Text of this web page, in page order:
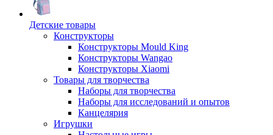
Детские товары
Конструкторы
Конструкторы Mould King
Конструкторы Wangao
Конструкторы Xiaomi
Товары для творчества
Наборы для творчества
Наборы для исследований и опытов
Канцелярия
Игрушки